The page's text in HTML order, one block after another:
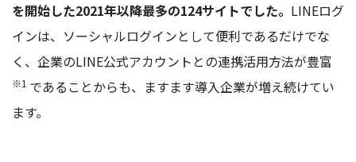
を開始した2021年以降最多の124サイトでした。 LINEログ
インは、ソーシャルログインとして便利であるだけでな
く、企業のLINE公式アカウントとの連携活用方法が豊富
※1 であることからも、ますます導入企業が増え続けてい
ます。